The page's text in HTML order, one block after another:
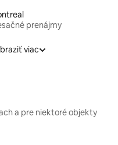
prenájmy
viac
a pre niektoré objekty